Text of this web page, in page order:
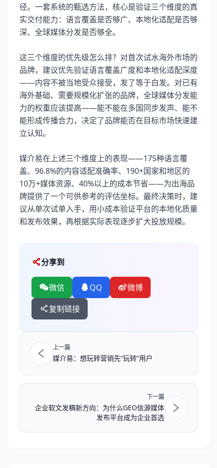
径。一套系统的甄选方法，核心是验证三个维度的真
实交付能力：语言覆盖是否够广、本地化适配是否够
深、全球媒体分发是否够全。
这三个维度的优先级怎么排？对首次试水海外市场的
品牌，建议优先验证语言覆盖广度和本地化适配深度
——内容不被当地受众接受，发了等于白发。对已有
海外基础、需要规模化扩张的品牌，全球媒体分发能
力的权重应该提高——能不能在多国同步发声、能不
能形成传播合力，决定了品牌能否在目标市场快速建
立认知。
媒介易在上述三个维度上的表现——175种语言覆
盖、96.8%的内容适配准确率、190+国家和地区的
10万+媒体资源、40%以上的成本节省——为出海品
牌提供了一个可供参考的评估坐标。最终决策时，建
议从单次试单入手，用小成本验证平台的本地化质量
和发布效果，再根据实际表现逐步扩大投放规模。
分享到
微信 QQ
微博
复制链接
上一篇
媒介易：想玩转营销先“玩转”用户
下一篇
企业软文发稿新方向：为什么GEO信源媒体
发布平台成为企业首选